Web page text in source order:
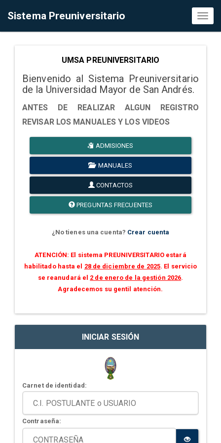
Sistema Preuniversitario
UMSA PREUNIVERSITARIO
Bienvenido al Sistema Preuniversitario
de la Universidad Mayor de San Andrés.
ANTES DE REALIZAR ALGUN REGISTRO
REVISAR LOS MANUALES Y LOS VIDEOS
ADMISIONES
MANUALES
CONTACTOS
PREGUNTAS FRECUENTES
¿No tienes una cuenta? Crear cuenta
ATENCIÓN: El sistema PREUNIVERSITARIO estará
habilitado hasta el 28 de diciembre de 2025. El servicio
se reanudará el 2 de enero de la gestión 2026.
Agradecemos su gentil atención.
INICIAR SESIÓN
Carnet de identidad:
Contraseña: